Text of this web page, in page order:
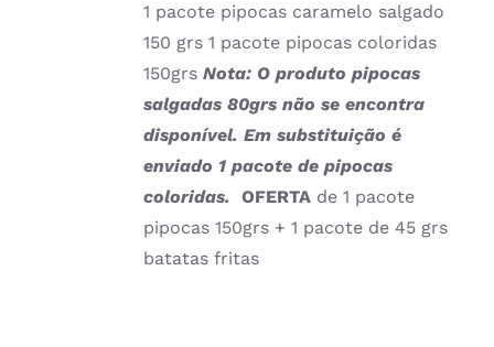
1 pacote pipocas caramelo salgado
150 grs 1 pacote pipocas coloridas
150grsNota: O produto pipocas
salgadas 80grs não se encontra
disponível. Em substituição é
enviado 1 pacote de pipocas
coloridas. OFERTA de 1 pacote
pipocas 150grs + 1 pacote de 45 grs
batatas fritas